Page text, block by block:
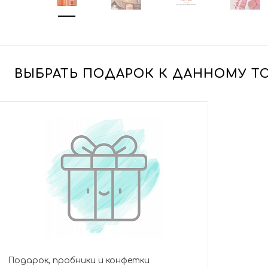
ВЫБРАТЬ ПОДАРОК К ДАННОМУ
Подарок, пробники и конфетки